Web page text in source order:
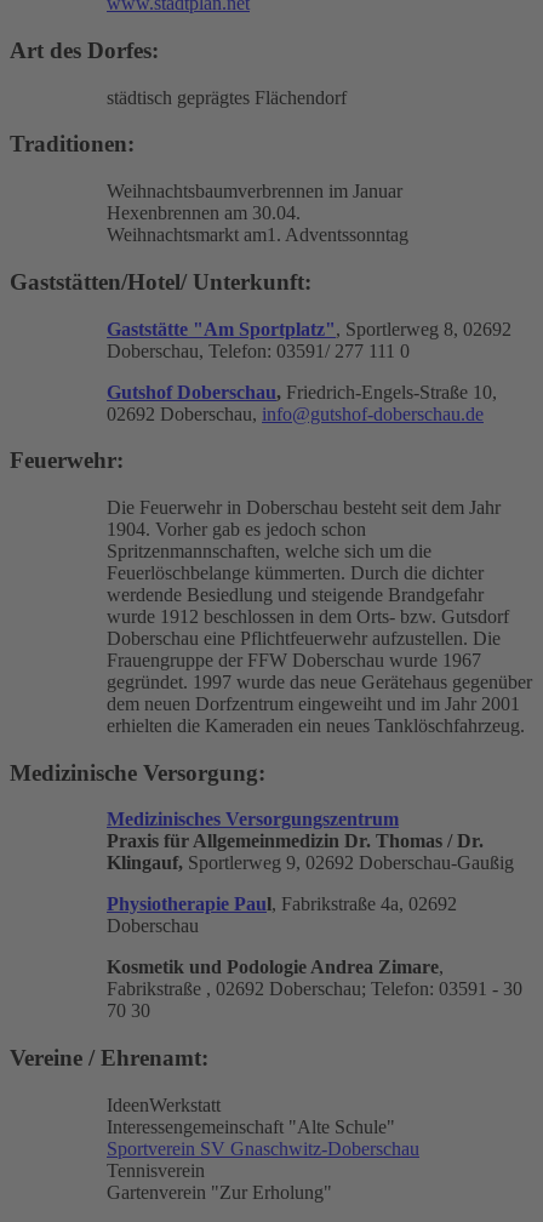
Art des Dorfes:
städtisch geprägtes Flächendorf
Traditionen:
Weihnachtsbaumverbrennen im Januar
Hexenbrennen am 30.04.
Weihnachtsmarkt am1. Adventssonntag
Gaststätten/Hotel/ Unterkunft:
Gaststätte "Am Sportplatz", Sportlerweg 8, 02692
Doberschau, Telefon: 03591/ 277 111 0
Gutshof Doberschau, Friedrich-Engels-Straße 10,
02692 Doberschau, info@gutshof-doberschau.de
Feuerwehr:
Die Feuerwehr in Doberschau besteht seit dem Jahr
1904. Vorher gab es jedoch schon
Spritzenmannschaften, welche sich um die
Feuerlöschbelange kümmerten. Durch die dichter
werdende Besiedlung und steigende Brandgefahr
wurde 1912 beschlossen in dem Orts- bzw. Gutsdorf
Doberschau eine Pflichtfeuerwehr aufzustellen. Die
Frauengruppe der FFW Doberschau wurde 1967
gegründet. 1997 wurde das neue Gerätehaus gegenüber
dem neuen Dorfzentrum eingeweiht und im Jahr 2001
erhielten die Kameraden ein neues Tanklöschfahrzeug.
Medizinische Versorgung:
Medizinisches Versorgungszentrum
Praxis für Allgemeinmedizin Dr. Thomas / Dr.
Klingauf, Sportlerweg 9, 02692 Doberschau-Gaußig
Physiotherapie Paul, Fabrikstraße 4a, 02692
Doberschau
Kosmetik und Podologie Andrea Zimare,
Fabrikstraße , 02692 Doberschau; Telefon: 03591 - 30
70 30
Vereine / Ehrenamt:
IdeenWerkstatt
Interessengemeinschaft "Alte Schule"
Sportverein SV Gnaschwitz-Doberschau
Tennisverein
Gartenverein "Zur Erholung"